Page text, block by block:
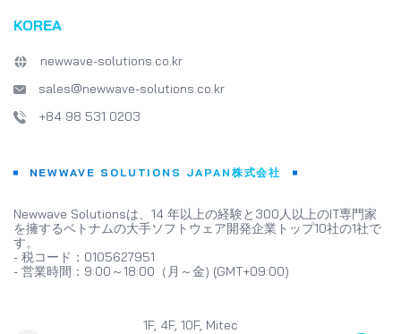
KOREA
newwave-solutions.co.kr
sales@newwave-solutions.co.kr
+84 98 531 0203
NEWWAVE SOLUTIONS JAPAN株式会社
Newwave Solutionsは、14 年以上の経験と300人以上のIT専門家
を擁するベトナムの大手ソフトウェア開発企業トップ10社の1社で
す。
- 税コード：0105627951
- 営業時間：9:00～18:00（月～金) (GMT+09:00)
1F, 4F, 10F, Mitec